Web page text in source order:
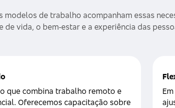
de trabalho acompanham essas
vida, o bem‑estar e a experiência das
que combina trabalho remoto e
Oferecemos capacitação sobre